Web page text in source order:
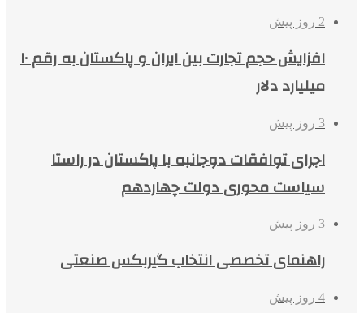
2 روز پیش
افزایش حجم تجارت بین ایران و پاکستان به رقم ۱۰
میلیارد دلار
3 روز پیش
اجرای توافقات دوجانبه با پاکستان در راستا
سیاست محوری دولت چهاردهم
3 روز پیش
راهنمای تخصصی انتخاب گیربکس صنعتی
4 روز پیش